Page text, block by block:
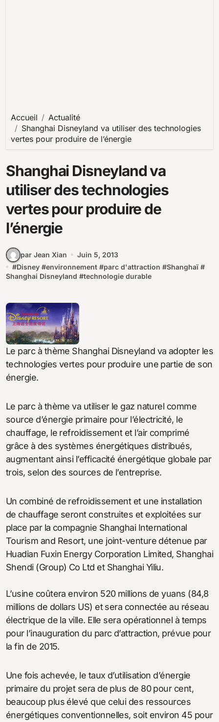
Accueil
Actualité
Shanghai Disneyland va utiliser des technologies
vertes pour produire de l’énergie
Shanghai Disneyland va
utiliser des technologies
vertes pour produire de
l’énergie
par Jean Xian
Juin 5, 2013
#Disney #environnement #parc d'attraction #Shanghaï #
Shanghai Disneyland #technologie durable
Le parc à thème Shanghai Disneyland va adopter les
technologies vertes pour produire une partie de son
énergie.
Le parc à thème va utiliser le gaz naturel comme
source d’énergie primaire pour l’électricité, le
chauffage, le refroidissement et l’air comprimé
grâce à des systèmes énergétiques distribués,
augmentant ainsi l’efficacité énergétique globale par
trois, selon des sources de l’entreprise.
Un combiné de refroidissement et une installation
de chauffage seront construites et exploitées sur
place par la compagnie Shanghai International
Tourism and Resort, une joint-venture détenue par
Huadian Fuxin Energy Corporation Limited, Shanghai
Shendi (Group) Co Ltd et Shanghai Yiliu.
L’usine coûtera environ 520 millions de yuans (84,8
millions de dollars US) et sera connectée au réseau
électrique de la ville. Elle sera opérationnel à temps
pour l’inauguration du parc d’attraction, prévue pour
la fin de 2015.
Une fois achevée, le taux d’utilisation d’énergie
primaire du projet sera de plus de 80 pour cent,
beaucoup plus élevé que celui des ressources
énergétiques conventionnelles, soit environ 45 pour